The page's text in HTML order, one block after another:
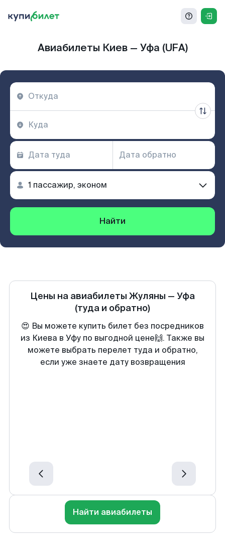
Авиабилеты Киев — Уфа (UFA)
Найти
Цены на авиабилеты Жуляны — Уфа
(туда и обратно)
😍 Вы можете купить билет без посредников
из Киева в Уфу по выгодной цене🙌. Также вы
можете выбрать перелет туда и обратно,
если уже знаете дату возвращения
Найти авиабилеты